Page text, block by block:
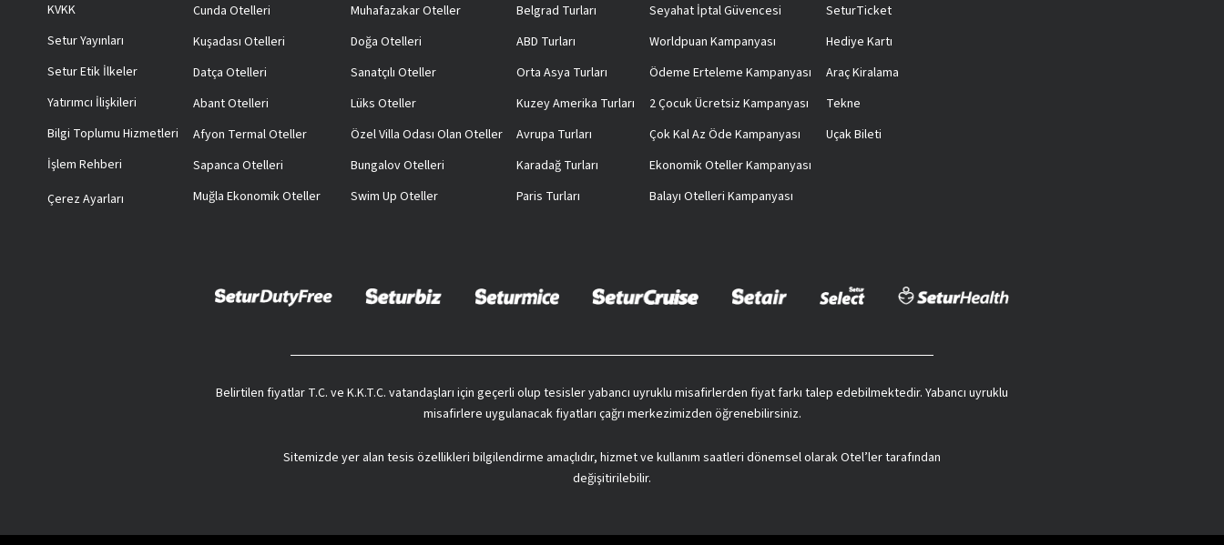
KVKK
Setur Yayınları
Setur Etik İlkeler
Yatırımcı İlişkileri
Bilgi Toplumu Hizmetleri
İşlem Rehberi
Çerez Ayarları
Cunda Otelleri
Kuşadası Otelleri
Datça Otelleri
Abant Otelleri
Afyon Termal Oteller
Sapanca Otelleri
Muğla Ekonomik Oteller
Muhafazakar Oteller
Doğa Otelleri
Sanatçılı Oteller
Lüks Oteller
Özel Villa Odası Olan Oteller
Bungalov Otelleri
Swim Up Oteller
Belgrad Turları
ABD Turları
Orta Asya Turları
Kuzey Amerika Turları
Avrupa Turları
Karadağ Turları
Paris Turları
Seyahat İptal Güvencesi
Worldpuan Kampanyası
Ödeme Erteleme Kampanyası
2 Çocuk Ücretsiz Kampanyası
Çok Kal Az Öde Kampanyası
Ekonomik Oteller Kampanyası
Balayı Otelleri Kampanyası
SeturTicket
Hediye Kartı
Araç Kiralama
Tekne
Uçak Bileti
Belirtilen fiyatlar T.C. ve K.K.T.C. vatandaşları için geçerli olup tesisler yabancı uyruklu misafirlerden fiyat farkı talep edebilmektedir. Yabancı uyruklu
misafirlere uygulanacak fiyatları çağrı merkezimizden öğrenebilirsiniz.
Sitemizde yer alan tesis özellikleri bilgilendirme amaçlıdır, hizmet ve kullanım saatleri dönemsel olarak Otel’ler tarafından
değişitirilebilir.